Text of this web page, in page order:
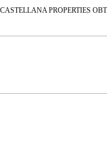
CASTELLANA PROPERTIES